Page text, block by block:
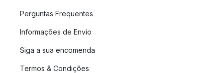
Perguntas Frequentes
Informações de Envio
Siga a sua encomenda
Termos & Condições